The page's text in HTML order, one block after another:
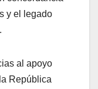
y el legado
al apoyo
República